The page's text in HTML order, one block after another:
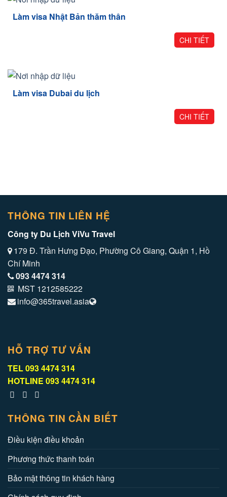
Làm visa Nhật Bản thăm thân
CHI TIẾT
Làm visa Dubai du lịch
CHI TIẾT
THÔNG TIN LIÊN HỆ
Công ty Du Lịch ViVu Travel
179 Đ. Trần Hưng Đạo, Phường Cô Giang, Quận 1, Hồ
Chí Minh
093 4474 314
MST 1212585222
info@365travel.asia
HỖ TRỢ TƯ VẤN
TEL093 4474 314
HOTLINE 093 4474 314
THÔNG TIN CẦN BIẾT
Điều kiện điều khoản
Phương thức thanh toán
Bảo mật thông tin khách hàng